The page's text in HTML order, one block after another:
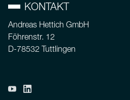
KONTAKT
Andreas Hettich GmbH
Föhrenstr. 12
D-78532 Tuttlingen